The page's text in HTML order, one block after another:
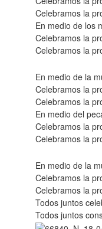
Celebramos la
En medio de los
Celebramos la
Celebramos la
En medio de la
Celebramos la
Celebramos la
En medio del
Celebramos la
Celebramos la
En medio de la
Celebramos la
Celebramos la
Todos juntos
Todos juntos